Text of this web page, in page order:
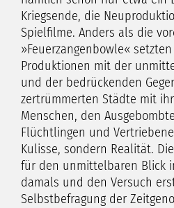
Kriegsende, die
Spielfilme. Anders als die
»Feuerzangenbowle«
Produktionen mit der
und der bedrückenden
zertrümmerten Städte mit
Menschen, den
Flüchtlingen und
Kulisse, sondern Realität.
für den unmittelbaren Blick
damals und den Versuch
Selbstbefragung der